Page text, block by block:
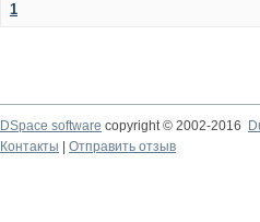
1
DSpace software copyright © 2002-2016
Контакты
Отправить отзыв